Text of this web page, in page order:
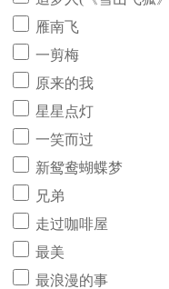
雁南飞
一剪梅
原来的我
星星点灯
一笑而过
新鸳鸯蝴蝶梦
兄弟
走过咖啡屋
最美
最浪漫的事